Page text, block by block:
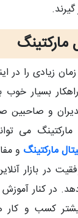
زمان زیادی را
بسیار خوب
و صاحبین
می
مارکتینگ و
در بازار
در کنار آموزش
کسب و